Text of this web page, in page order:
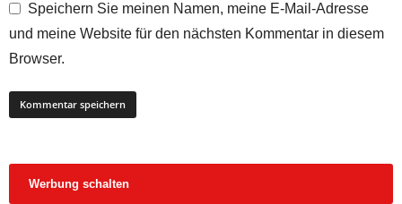
Speichern Sie meinen Namen, meine E-Mail-Adresse
und meine Website für den nächsten Kommentar in diesem
Browser.
Werbung schalten